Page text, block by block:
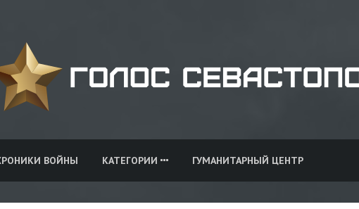
ВОЙНЫ КАТЕГОРИИ ГУМАНИТАРНЫЙ ЦЕНТР